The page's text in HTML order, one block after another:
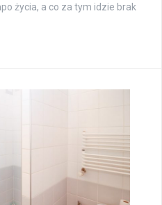
życia, a co za tym idzie brak